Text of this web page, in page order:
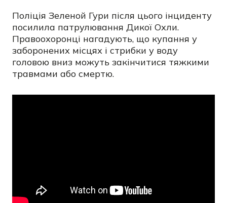
Поліція Зеленой Гури після цього інциденту
посилила патрулювання Дикої Охли.
Правоохоронці нагадують, що купання у
заборонених місцях і стрибки у воду
головою вниз можуть закінчитися тяжкими
травмами або смертю.